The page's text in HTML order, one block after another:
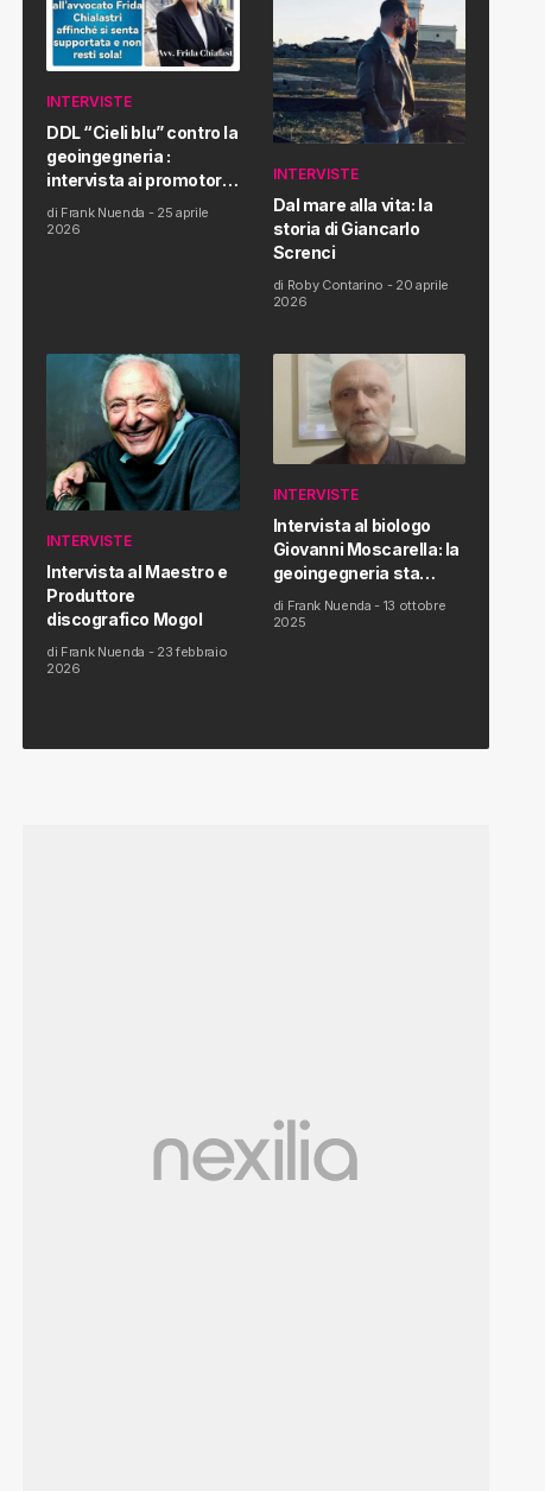
INTERVISTE
DDL “Cieli blu” contro la
geoingegneria :
intervista ai promotori
della tematica e della
Proposta di Legge
di Frank Nuenda - 25 aprile
2026
INTERVISTE
Dal mare alla vita: la
storia di Giancarlo
Screnci
di Roby Contarino - 20 aprile
2026
INTERVISTE
Intervista al Maestro e
Produttore
discografico Mogol
di Frank Nuenda - 23 febbraio
2026
INTERVISTE
Intervista al biologo
Giovanni Moscarella: la
geoingegneria sta
modificando il clima e la
salute dell’uomo
di Frank Nuenda - 13 ottobre
2025